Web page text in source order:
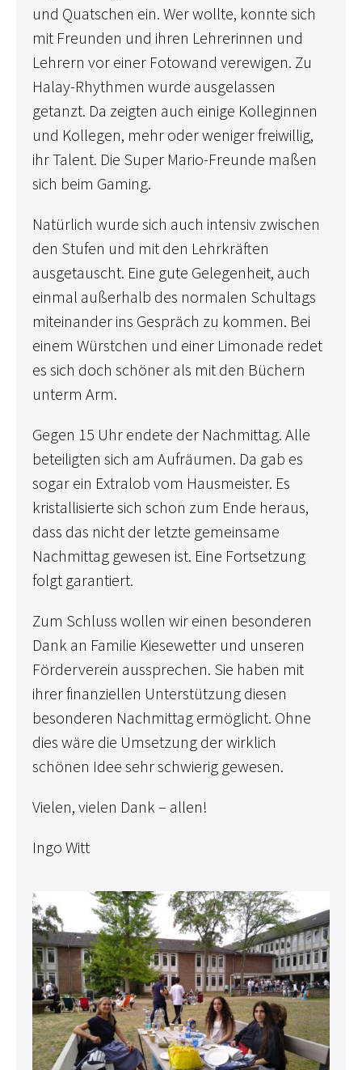
und Quatschen ein. Wer wollte, konnte sich
mit Freunden und ihren Lehrerinnen und
Lehrern vor einer Fotowand verewigen. Zu
Halay-Rhythmen wurde ausgelassen
getanzt. Da zeigten auch einige Kolleginnen
und Kollegen, mehr oder weniger freiwillig,
ihr Talent. Die Super Mario-Freunde maßen
sich beim Gaming.
Natürlich wurde sich auch intensiv zwischen
den Stufen und mit den Lehrkräften
ausgetauscht. Eine gute Gelegenheit, auch
einmal außerhalb des normalen Schultags
miteinander ins Gespräch zu kommen. Bei
einem Würstchen und einer Limonade redet
es sich doch schöner als mit den Büchern
unterm Arm.
Gegen 15 Uhr endete der Nachmittag. Alle
beteiligten sich am Aufräumen. Da gab es
sogar ein Extralob vom Hausmeister. Es
kristallisierte sich schon zum Ende heraus,
dass das nicht der letzte gemeinsame
Nachmittag gewesen ist. Eine Fortsetzung
folgt garantiert.
Zum Schluss wollen wir einen besonderen
Dank an Familie Kiesewetter und unseren
Förderverein aussprechen. Sie haben mit
ihrer finanziellen Unterstützung diesen
besonderen Nachmittag ermöglicht. Ohne
dies wäre die Umsetzung der wirklich
schönen Idee sehr schwierig gewesen.
Vielen, vielen Dank – allen!
Ingo Witt